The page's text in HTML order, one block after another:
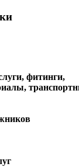
фитинги,